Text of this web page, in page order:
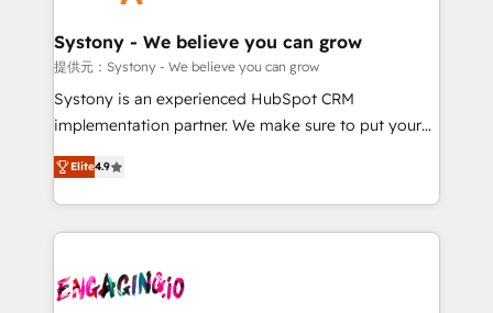
Agent Creation 🔄 Custom Integrations & Data
Migration Why 1406 We become part of your team.
Your team learns while we build. We fix what others
broke. Built for mid-market reality—practical
constraints. By the Numbers 🏆 Top 1% of all
HubSpot partners 🔄 Top 5% globally in client
and sales ops at mid-market companies ready to
move beyond spreadsheets into unified systems
Systony - We believe you can grow
提供元：Systony - We believe you can grow
Systony is an experienced HubSpot CRM
implementation partner. We make sure to put your
organization's needs and goals first and think along
with your organization. We are only satisfied once
you are too. Why Systony? - 20+ years of
experience with CRM, Marketing, Sales & Service
Own back-end developers - Complex data
Elite4.9